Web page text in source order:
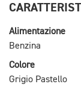
Alimentazione
Benzina
Colore
Grigio Pastello